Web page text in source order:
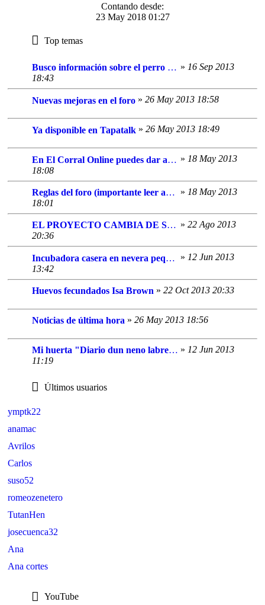
Contando desde:
23 May 2018 01:27
Top temas
Busco información sobre el perro “alaskan husky” » 16 Sep 2013
18:43
Nuevas mejoras en el foro » 26 May 2013 18:58
Ya disponible en Tapatalk » 26 May 2013 18:49
En El Corral Online puedes dar a conocer tu asociación » 18 May 2013
18:08
Reglas del foro (importante leer antes de postear) » 18 May 2013
18:01
EL PROYECTO CAMBIA DE SITIO »22 Ago 2013
20:36
Incubadora casera en nevera pequeña » 12 Jun 2013
13:42
Huevos fecundados Isa Brown » 22 Oct 2013 20:33
Noticias de última hora » 26 May 2013 18:56
Mi huerta "Diario dun neno labrego e outras cousas" » 12 Jun 2013
11:19
Últimos usuarios
ymptk22
anamac
Avrilos
Carlos
suso52
romeozenetero
TutanHen
josecuenca32
Ana
Ana cortes
YouTube